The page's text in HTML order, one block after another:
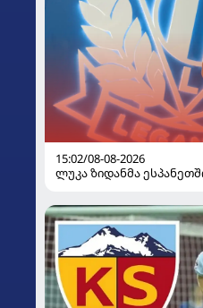
15:02/08-08-2026
ლუკა ზიდანმა